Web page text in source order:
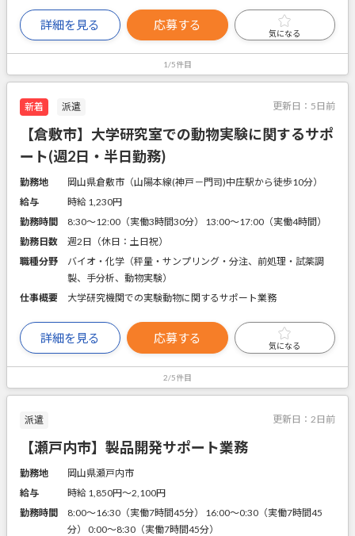
詳細を見る 応募する
気になる
1/5件目
新着 派遣 更新日： 5日前
【倉敷市】大学研究室での動物実験に関するサポ
ート(週2日・半日勤務)
勤務地
岡山県倉敷市（山陽本線(神戸－門司)中庄駅から徒歩10分）
給与
時給 1,230円
勤務時間
8:30～12:00（実働3時間30分） 13:00～17:00（実働4時間）
勤務日数
週2日（休日：土日祝）
職種分野
バイオ・化学（秤量・サンプリング・分注、前処理・試薬調
製、手分析、動物実験）
仕事概要
大学研究機関での実験動物に関するサポート業務
詳細を見る 応募する
気になる
2/5件目
派遣 更新日： 2日前
【瀬戸内市】製品開発サポート業務
勤務地
岡山県瀬戸内市
給与
時給 1,850円〜2,100円
勤務時間
8:00～16:30（実働7時間45分） 16:00～0:30（実働7時間45
分） 0:00～8:30（実働7時間45分）